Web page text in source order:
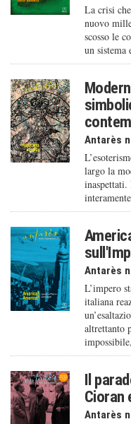
La crisi
nuovo
scosso le
un
Antarès
largo la
inaspettati.
Antarès
L’impero
italiana
altrettanto
Il
Cioran
Antarès